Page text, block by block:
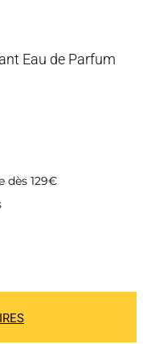
Eau de Parfum
dès 129€